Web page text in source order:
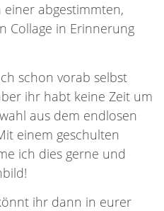
abgestimmten,
Collage in Erinnerung
schon vorab selbst
ihr habt keine Zeit um
aus dem endlosen
einem geschulten
ich dies gerne und
ihr dann in eurer